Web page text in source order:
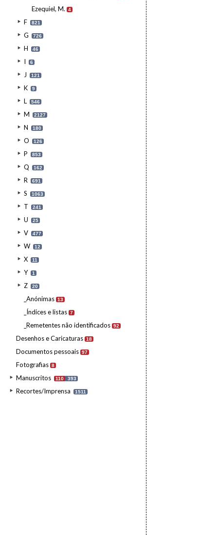
Ezequiel, M. 4
F 821
G 726
H 46
I 6
J 121
K 9
L 546
M 2127
N 180
O 126
P 853
Q 162
R 691
S 1063
T 241
U 25
V 477
W 12
X 11
Y 1
Z 20
_Anónimas 13
_Índices e listas 7
_Remetentes não identificados 92
Desenhos e Caricaturas 18
Documentos pessoais 97
Fotografias 8
Manuscritos 110 393
Recortes/Imprensa 1511